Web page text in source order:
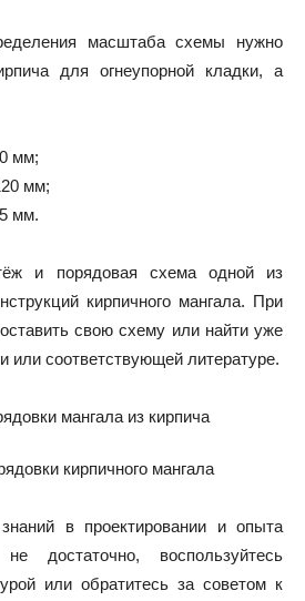
масштаба схемы нужно
для огнеупорной кладки, а
мм;
мм;
мм.
и порядовая схема одной из
кирпичного мангала. При
свою схему или найти уже
или соответствующей литературе.
в проектировании и опыта
достаточно, воспользуйтесь
или обратитесь за советом к